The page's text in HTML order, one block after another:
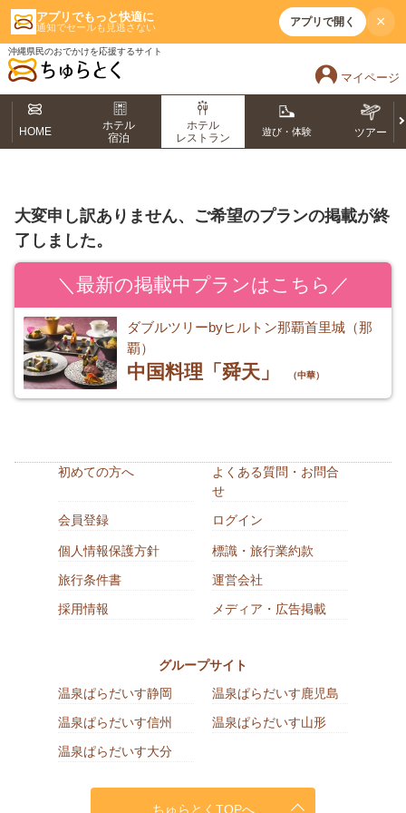
アプリでもっと快適に
通知でセールも見逃さない アプリで開く ×
沖縄県民のおでかけを応援するサイト
マイページ
HOME
ホテル
宿泊
ホテル
レストラン
遊び・体験 ツアー
大変申し訳ありません、ご希望のプランの掲載が終
了しました。
＼最新の掲載中プランはこちら／
ダブルツリーbyヒルトン那覇首里城（那
覇）
中国料理「舜天」 （中華）
初めての方へ
よくある質問・お問合
せ
会員登録
ログイン
個人情報保護方針
標識・旅行業約款
旅行条件書
運営会社
採用情報
メディア・広告掲載
グループサイト
温泉ぱらだいす静岡
温泉ぱらだいす鹿児島
温泉ぱらだいす信州
温泉ぱらだいす山形
温泉ぱらだいす大分
ちゅらとくTOPへ